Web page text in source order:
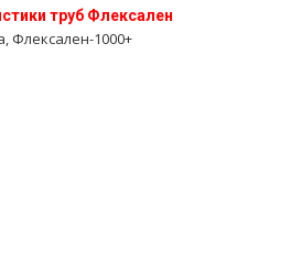
тpуб Флексален
Флексален-1000+